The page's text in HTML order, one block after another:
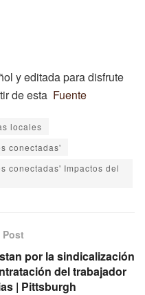
y editada para disfrute
de esta Fuente
locales
conectadas'
conectadas' Impactos del
Post
por la sindicalización
del trabajador
| Pittsburgh